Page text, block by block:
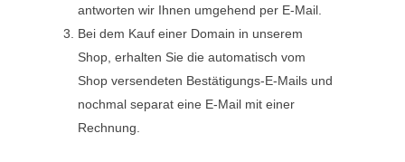
antworten wir Ihnen umgehend per E-Mail.
Bei dem Kauf einer Domain in unserem
Shop, erhalten Sie die automatisch vom
Shop versendeten Bestätigungs-E-Mails und
nochmal separat eine E-Mail mit einer
Rechnung.